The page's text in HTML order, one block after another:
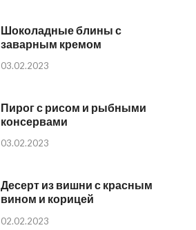
Шоколадные блины с
заварным кремом
03.02.2023
Пирог с рисом и рыбными
консервами
03.02.2023
Десерт из вишни с красным
вином и корицей
02.02.2023